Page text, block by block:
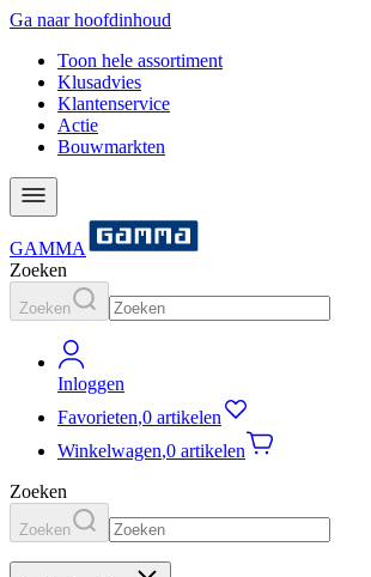
Ga naar hoofdinhoud
Toon hele assortiment
Klusadvies
Klantenservice
Actie
Bouwmarkten
GAMMA
Zoeken
Zoeken
Inloggen
Favorieten,0 artikelen
Winkelwagen,0 artikelen
Zoeken
Zoeken